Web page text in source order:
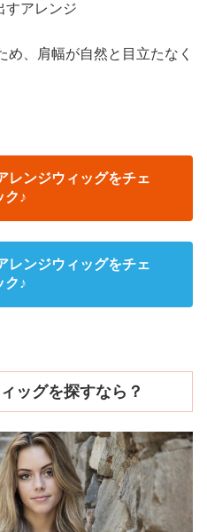
すアレンジ
め、肩幅が自然と目立たなく
レンジウィッグをチェ
ク♪
レンジウィッグをチェ
ク♪
ッグを探すなら？